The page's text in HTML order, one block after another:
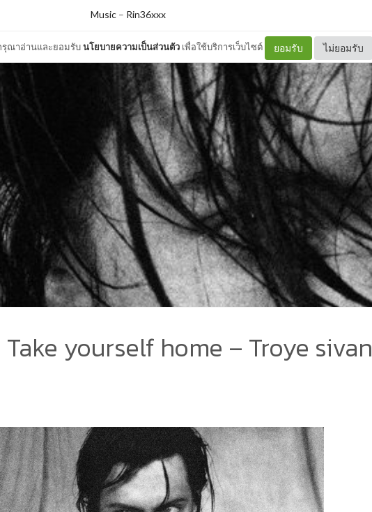
รุณาอ่านและยอมรับนโยบายความเป็นส่วนตัว เพื่อใช้บริการเว็บไซต์ ยอมรับ ไม่ยอมรับ
Music – Rin36xxx
Take yourself home – Troye sivan